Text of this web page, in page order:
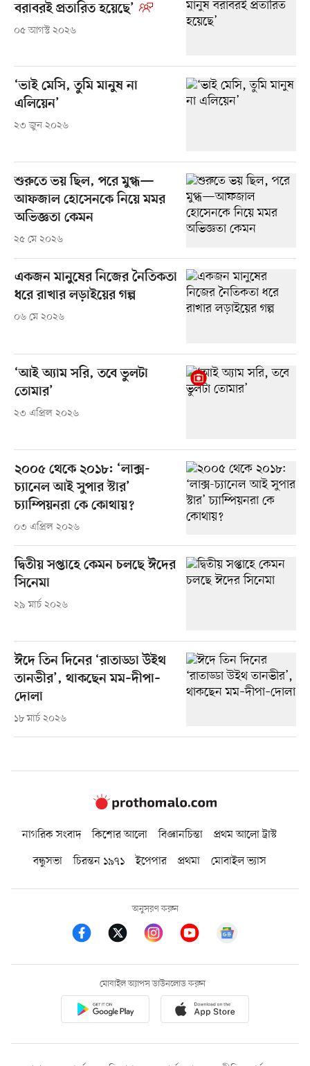
বরাবরই প্রতারিত হয়েছে’
০৫ আগস্ট ২০২৬
‘ভাই মেসি, তুমি মানুষ না
এলিয়েন’
২৩ জুন ২০২৬
শুরুতে ভয় ছিল, পরে মুগ্ধ—
আফজাল হোসেনকে নিয়ে মমর
অভিজ্ঞতা কেমন
২৫ মে ২০২৬
একজন মানুষের নিজের নৈতিকতা
ধরে রাখার লড়াইয়ের গল্প
০৬ মে ২০২৬
‘আই অ্যাম সরি, তবে ভুলটা
তোমার’
২৩ এপ্রিল ২০২৬
২০০৫ থেকে ২০১৮: ‘লাক্স-
চ্যানেল আই সুপার স্টার’
চ্যাম্পিয়নরা কে কোথায়?
০৩ এপ্রিল ২০২৬
দ্বিতীয় সপ্তাহে কেমন চলছে ঈদের
সিনেমা
২৯ মার্চ ২০২৬
ঈদে তিন দিনের ‘রাতাড্ডা উইথ
তানভীর’, থাকছেন মম–দীপা–
দোলা
১৮ মার্চ ২০২৬
নাগরিক সংবাদ কিশোর আলো বিজ্ঞানচিন্তা
প্রথম আলো ট্রাস্ট
বন্ধুসভা
চিরন্তন ১৯৭১ ইপেপার প্রথমা মোবাইল ভ্যাস
অনুসরণ করুন
মোবাইল অ্যাপস ডাউনলোড করুন